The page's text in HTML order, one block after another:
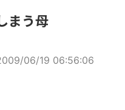
まう母
06/19 06:56:06